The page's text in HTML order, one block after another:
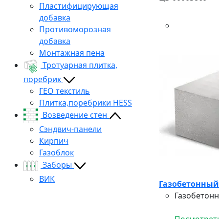
Пластифицирующая
добавка
Противоморозная
добавка
Монтажная пена
Тротуарная плитка,
поребрик
ГЕО текстиль
Плитка,поребрики HESS
Возведение стен
Сэндвич-панели
Кирпич
Газоблок
Заборы
ВИК
Газобетонный